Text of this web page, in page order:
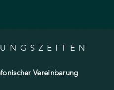
N
Vereinbarung